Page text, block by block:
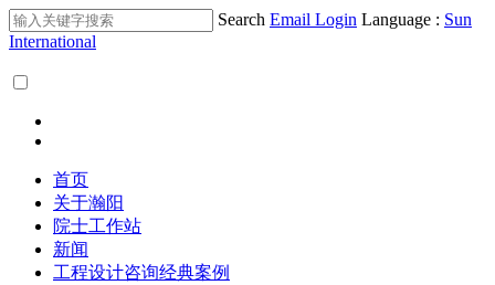
Search Email Login Language : Sun
International
首页
关于瀚阳
院士工作站
新闻
工程设计咨询经典案例